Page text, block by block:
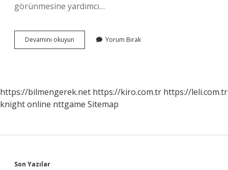
görünmesine yardımcı…
Devamını okuyun Genosys
Marka
Yorum Bırak
https://bilmengerek.net https://kiro.com.tr https://leli.com.tr
knight online nttgame Sitemap
Son Yazılar